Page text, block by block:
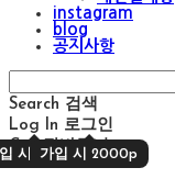
instagram
blog
공지사항
Search 검색
Log In
시 2000p
로그인
가입 시 2000p
Cart장바구니